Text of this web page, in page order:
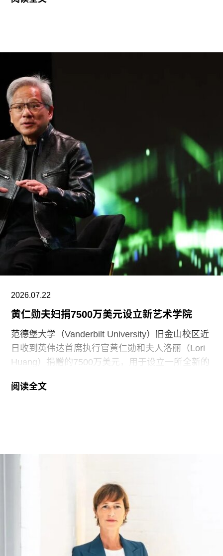
是其卓越的策展履历，以及能够为三年展带来崭新
间，他曾担任新加坡国家美术馆高级策展人，此后
部主管。2015年，他策划了第56届威尼斯双年展新
加坡馆。穆斯塔法还于2018年共同策划了达卡艺术
峰会，目前他正参与筹备将于2026年11月在多哈举
行的首届卡塔尔鲁拜亚四年展（Rubaiya
Qatar）。2017年至2022年，他曾担任柏林世界文
化宫（Haus der Kulturen der Welt）项目委员会成
员。自2025年起，他还担任国际现代艺术博物馆与
收藏委员会（CIMAM）理事。
上一届爱知三年展于2025年举行，主题为“灰烬与
蔷薇之间的时光”（A Time Between Ashes and
Roses），由沙迦艺术基金会主席兼创始人胡尔·卡
西米（Hoor Al Qasimi）担任艺术总监。
2026.07.22
黄仁勋夫妇捐7500万美元设立新艺术学院
范德堡大学（Vanderbilt University）旧金山校区近
日收到英伟达首席执行官黄仁勋和夫人洛丽（Lori
Huang）捐赠的7500万美元，用于设立一所全新的
筑与设计学院”，具体名称尚待校方批准。目前，学
后一家非营利性艺术院校，但近年来持续受招生人
数下降和预算赤字影响导致裁员，最终于今年年初
被范德堡大学收购。根据收购协议，加州艺术学院
将于2026-27学年结束后停止办学。
这笔捐赠是黄仁勋夫妇迄今向教育机构提供的最大
单笔捐款，金额超过了此前向其母校俄勒冈州立大
学捐赠的5000万美元。加上去年2月向范德堡大学
阅读全文